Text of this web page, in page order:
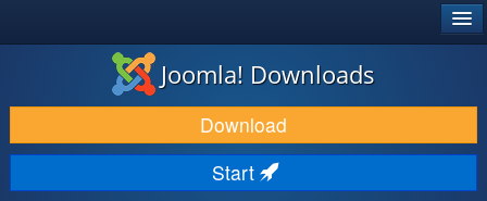
DOWNLOAD & UDVID
OPDAG & LÆR
FÆLLESSKABET & SUPPORT
Joomla! Downloads
Download
Start